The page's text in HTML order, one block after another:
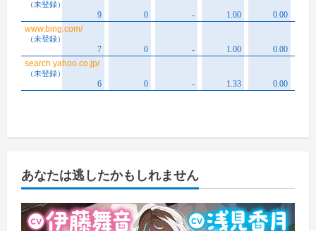
あなたは逃したかもしれません